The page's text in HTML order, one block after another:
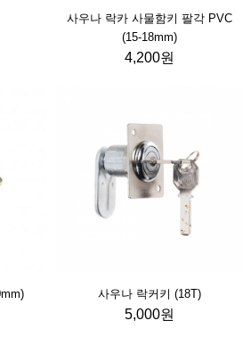
사우나 락카 사물함키 팔각 PVC
(15-18mm)
4,200원
사우나 락커키 (18T)
5,000원